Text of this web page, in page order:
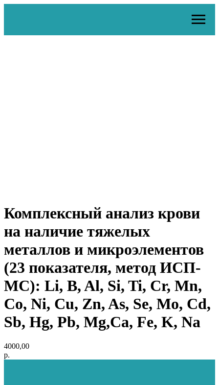
Комплексный анализ крови
на наличие тяжелых
металлов и микроэлементов
(23 показателя, метод ИСП-
МС): Li, B, Al, Si, Ti, Cr, Mn,
Co, Ni, Cu, Zn, As, Se, Mo, Cd,
Sb, Hg, Pb, Mg,Ca, Fe, K, Na
4000,00
р.